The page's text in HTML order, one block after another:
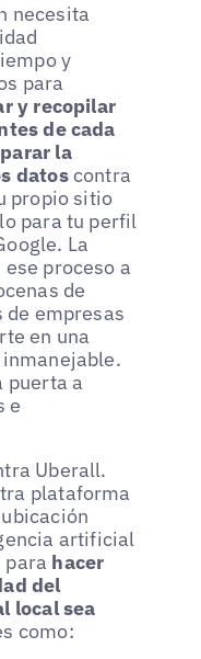
necesita
y
para
y recopilar
de cada
la
datoscontra
propio sitio
para tu perfil
La
proceso a
de
empresas
en una
puerta a
e
Uberall.
plataforma
artificial
para hacer
del
local sea
como: